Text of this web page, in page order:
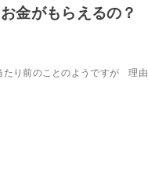
金がもらえるの？
たり前のことのようですが 理由